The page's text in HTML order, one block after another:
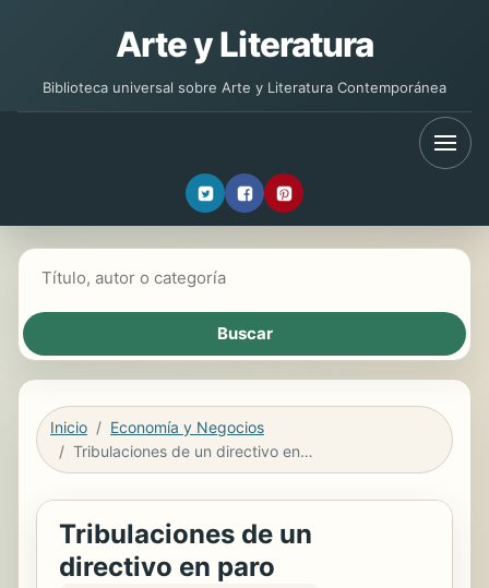
Arte y Literatura
Biblioteca universal sobre Arte y Literatura Contemporánea
Inicio
Economía y Negocios
Tribulaciones de un directivo en paro
Tribulaciones de un
directivo en paro